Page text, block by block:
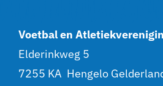
Voetbal en
Elderinkweg 5
7255 KA Hengelo